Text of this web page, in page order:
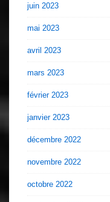
juin 2023
mai 2023
avril 2023
mars 2023
février 2023
janvier 2023
décembre 2022
novembre 2022
octobre 2022